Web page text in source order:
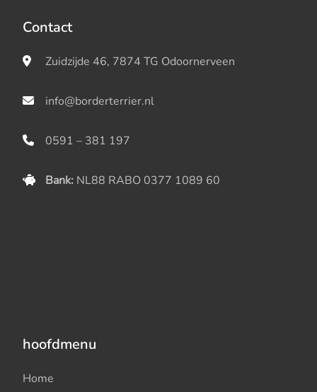
Contact
Zuidzijde 46, 7874 TG Odoornerveen
info@borderterrier.nl
0591 – 381 197
Bank: NL88 RABO 0377 1089 60
hoofdmenu
Home